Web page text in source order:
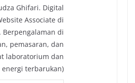
Ghifari. Digital
Associate di
Berpengalaman di
pemasaran, dan
laboratorium dan
energi terbarukan)